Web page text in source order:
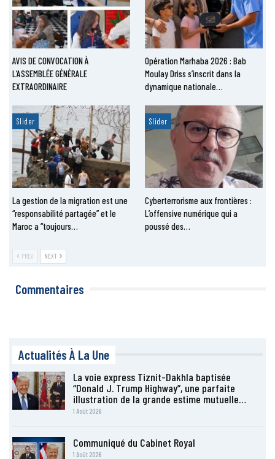
AVIS DE CONVOCATION À
L’ASSEMBLÉE GÉNÉRALE
EXTRAORDINAIRE
Opération Marhaba 2026 : Bab
Moulay Driss s’inscrit dans la
dynamique nationale…
Slider
La gestion de la migration est une
“responsabilité partagée” et le
Maroc a “toujours…
Slider
Cyberterrorisme aux frontières :
L’offensive numérique qui a
poussé des…
PREV NEXT
Commentaires
Actualités À La Une
La voie express Tiznit-Dakhla baptisée
“Donald J. Trump Highway”, une parfaite
illustration de la grande estime mutuelle…
1 Août 2026
Communiqué du Cabinet Royal
1 Août 2026